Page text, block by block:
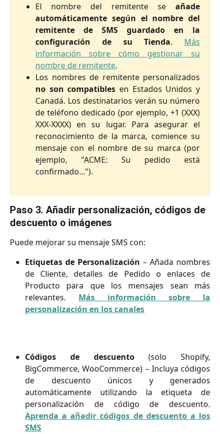
El nombre del remitente se añade
automáticamente según el nombre del
remitente de SMS guardado en la
configuración de su Tienda. Más
información sobre cómo gestionar su
nombre de remitente.
Los nombres de remitente personalizados
no son compatibles en Estados Unidos y
Canadá. Los destinatarios verán su número
de teléfono dedicado (por ejemplo, +1 (XXX)
XXX-XXXX) en su lugar. Para asegurar el
reconocimiento de la marca, comience su
mensaje con el nombre de su marca (por
ejemplo, "ACME: Su pedido está
confirmado...").
Paso 3. Añadir personalización, códigos de
descuento o imágenes
Puede mejorar su mensaje SMS con:
Etiquetas de Personalización – Añada nombres
de Cliente, detalles de Pedido o enlaces de
Producto para que los mensajes sean más
relevantes. Más información sobre la
personalización en los canales
Códigos de descuento(solo Shopify,
BigCommerce, WooCommerce) – Incluya códigos
de descuento únicos y generados
automáticamente utilizando la etiqueta de
personalización de código de descuento.
Aprenda a añadir códigos de descuento a los
SMS